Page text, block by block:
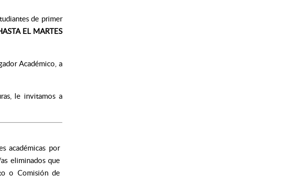
de primer
EL MARTES
Académico, a
le invitamos a
académicas por
eliminados que
o Comisión de